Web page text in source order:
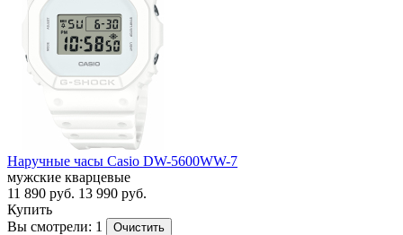
Наручные часы Casio DW-5600WW-7
мужские кварцевые
11 890 руб. 13 990 руб.
Купить
Вы смотрели: 1
Очистить